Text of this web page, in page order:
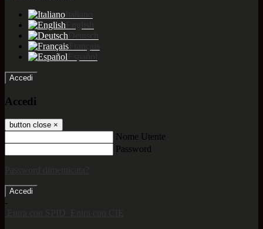
Accedi
Accedi
button close ×
Nome Utente
Password
-